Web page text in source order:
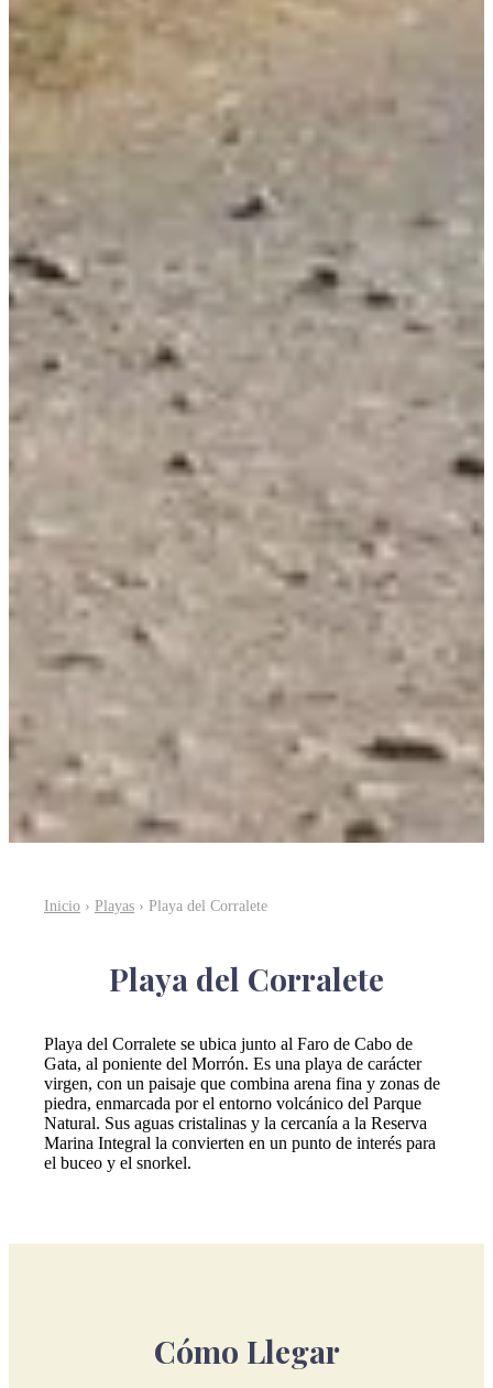
Inicio › Playas › Playa del Corralete
Playa del Corralete
Playa del Corralete se ubica junto al Faro de Cabo de
Gata, al poniente del Morrón. Es una playa de carácter
virgen, con un paisaje que combina arena fina y zonas de
piedra, enmarcada por el entorno volcánico del Parque
Natural. Sus aguas cristalinas y la cercanía a la Reserva
Marina Integral la convierten en un punto de interés para
el buceo y el snorkel.
Cómo Llegar